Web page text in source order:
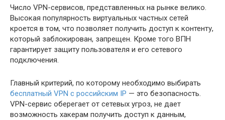
Число VPN-сервисов, представленных на рынке велико.
Высокая популярность виртуальных частных сетей
кроется в том, что позволяет получить доступ к контенту,
который заблокирован, запрещен. Кроме того ВПН
гарантирует защиту пользователя и его сетевого
подключения.
Главный критерий, по которому необходимо выбирать
бесплатный VPN с российским IP — это безопасность.
VPN-сервис оберегает от сетевых угроз, не дает
возможность хакерам получить доступ к данным,